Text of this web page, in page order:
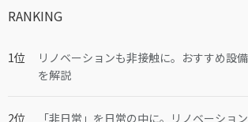
RANKING
リノベーションも非接触に。おすすめ設
を解説
「非日常」を日常の中に。リノベーショ